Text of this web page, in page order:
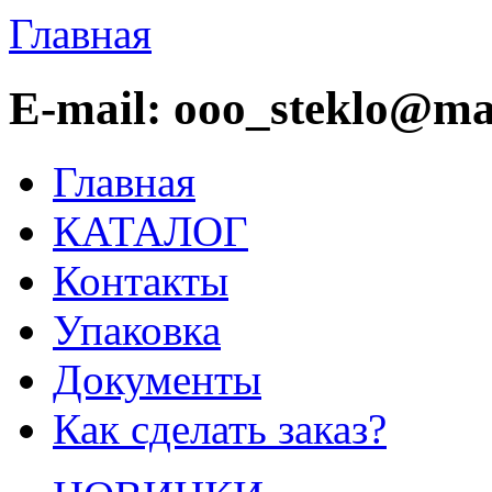
Главная
E-mail:
Главная
КАТАЛОГ
Контакты
Упаковка
Документы
Как сделать заказ?